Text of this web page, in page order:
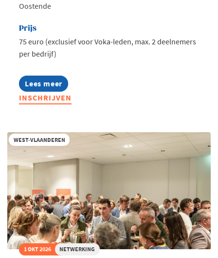
Oostende
Prijs
75 euro (exclusief voor Voka-leden, max. 2 deelnemers
per bedrijf)
Lees meer
about
Voka
Ladies:
Outdoor
Living
INSCHRIJVEN
WEST-VLAANDEREN
1 OKT 2026 NETWERKING